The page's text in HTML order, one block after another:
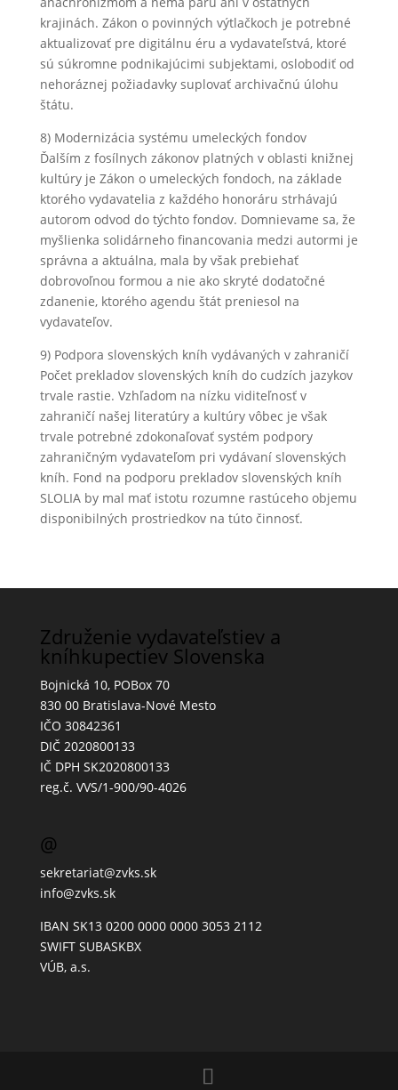
krajinách. Zákon o povinných výtlačkoch je potrebné
aktualizovať pre digitálnu éru a vydavateľstvá, ktoré
sú súkromne podnikajúcimi subjektami, oslobodiť od
nehoráznej požiadavky suplovať archivačnú úlohu
štátu.
8) Modernizácia systému umeleckých fondov
Ďalším z fosílnych zákonov platných v oblasti knižnej
kultúry je Zákon o umeleckých fondoch, na základe
ktorého vydavatelia z každého honoráru strhávajú
autorom odvod do týchto fondov. Domnievame sa, že
myšlienka solidárneho financovania medzi autormi je
správna a aktuálna, mala by však prebiehať
dobrovoľnou formou a nie ako skryté dodatočné
zdanenie, ktorého agendu štát preniesol na
vydavateľov.
9) Podpora slovenských kníh vydávaných v zahraničí
Počet prekladov slovenských kníh do cudzích jazykov
trvale rastie. Vzhľadom na nízku viditeľnosť v
zahraničí našej literatúry a kultúry vôbec je však
trvale potrebné zdokonaľovať systém podpory
zahraničným vydavateľom pri vydávaní slovenských
kníh. Fond na podporu prekladov slovenských kníh
SLOLIA by mal mať istotu rozumne rastúceho objemu
disponibilných prostriedkov na túto činnosť.
Združenie vydavateľstiev a
kníhkupectiev Slovenska
Bojnická 10, POBox 70
830 00 Bratislava-Nové Mesto
IČO 30842361
DIČ 2020800133
IČ DPH SK2020800133
reg.č. VVS/1-900/90-4026
@
sekretariat@zvks.sk
info@zvks.sk
IBAN SK13 0200 0000 0000 3053 2112
SWIFT SUBASKBX
VÚB, a.s.